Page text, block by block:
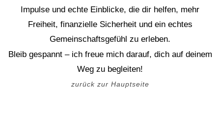
Impulse und echte Einblicke, die dir helfen, mehr
Freiheit, finanzielle Sicherheit und ein echtes
Gemeinschaftsgefühl zu erleben.
Bleib gespannt – ich freue mich darauf, dich auf deinem
Weg zu begleiten!
zurück zur Hauptseite